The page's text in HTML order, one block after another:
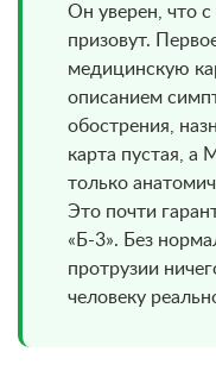
Он уверен, что
призовут.
медицинскую
описанием
обострения,
карта пустая, а
только
Это почти
«Б-3». Без
протрузии
человеку